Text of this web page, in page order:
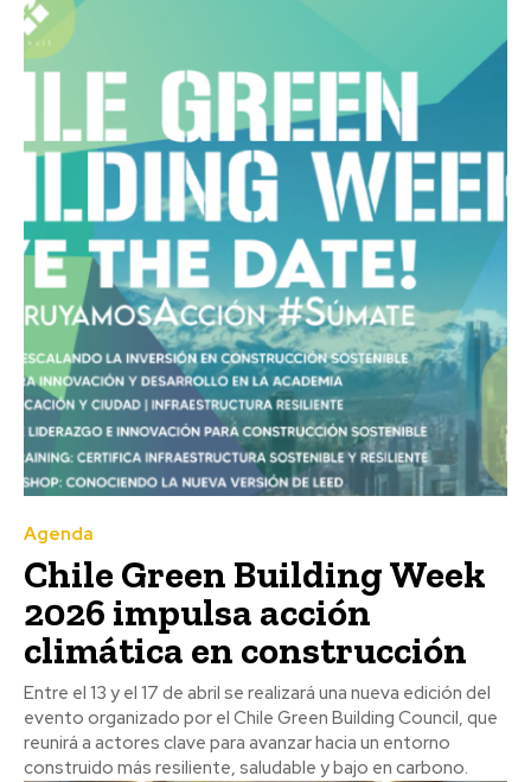
Agenda
Chile Green Building Week
2026 impulsa acción
climática en construcción
Entre el 13 y el 17 de abril se realizará una nueva edición del
evento organizado por el Chile Green Building Council, que
reunirá a actores clave para avanzar hacia un entorno
construido más resiliente, saludable y bajo en carbono.